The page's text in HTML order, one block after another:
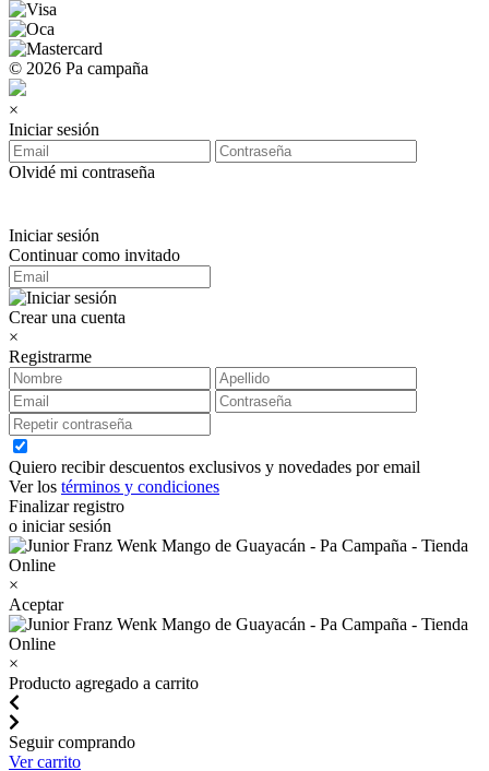
© 2026 Pa campaña
×
Iniciar sesión
Olvidé mi contraseña
Iniciar sesión
Continuar como invitado
Crear una cuenta
×
Registrarme
Quiero recibir descuentos exclusivos y novedades por email
Ver los términos y condiciones
Finalizar registro
o iniciar sesión
×
Aceptar
×
Producto agregado a carrito
Seguir comprando
Ver carrito